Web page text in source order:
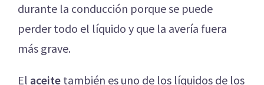
durante la conducción porque se puede
perder todo el líquido y que la avería fuera
más grave.
El aceite también es uno de los líquidos de los